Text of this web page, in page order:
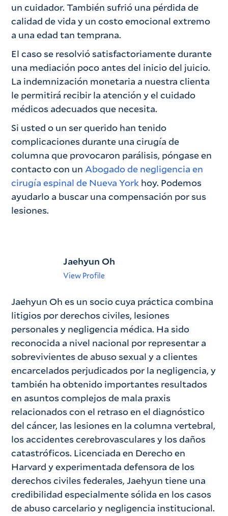
un cuidador. También sufrió una pérdida de
calidad de vida y un costo emocional extremo
a una edad tan temprana.
El caso se resolvió satisfactoriamente durante
una mediación poco antes del inicio del juicio.
La indemnización monetaria a nuestra clienta
le permitirá recibir la atención y el cuidado
médicos adecuados que necesita.
Si usted o un ser querido han tenido
complicaciones durante una cirugía de
columna que provocaron parálisis, póngase en
contacto con unAbogado de negligencia en
cirugía espinal de Nueva York hoy. Podemos
ayudarlo a buscar una compensación por sus
lesiones.
Jaehyun Oh
View Profile
Jaehyun Oh es un socio cuya práctica combina
litigios por derechos civiles, lesiones
personales y negligencia médica. Ha sido
reconocida a nivel nacional por representar a
sobrevivientes de abuso sexual y a clientes
encarcelados perjudicados por la negligencia, y
también ha obtenido importantes resultados
en asuntos complejos de mala praxis
relacionados con el retraso en el diagnóstico
del cáncer, las lesiones en la columna vertebral,
los accidentes cerebrovasculares y los daños
catastróficos. Licenciada en Derecho en
Harvard y experimentada defensora de los
derechos civiles federales, Jaehyun tiene una
credibilidad especialmente sólida en los casos
de abuso carcelario y negligencia institucional.